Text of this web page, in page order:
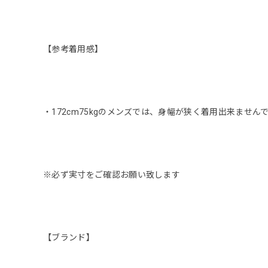
【参考着用感】
・172cm75kgのメンズでは、身幅が狭く着用出来ません
※必ず実寸をご確認お願い致します
【ブランド】